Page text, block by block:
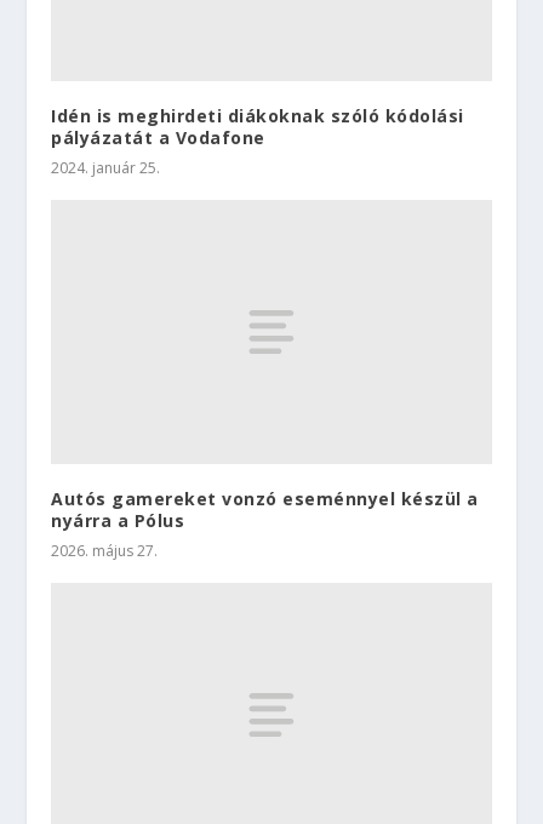
Idén is meghirdeti diákoknak szóló kódolási
pályázatát a Vodafone
2024. január 25.
Autós gamereket vonzó eseménnyel készül a
nyárra a Pólus
2026. május 27.